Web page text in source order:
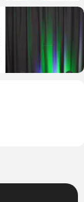
וידאו